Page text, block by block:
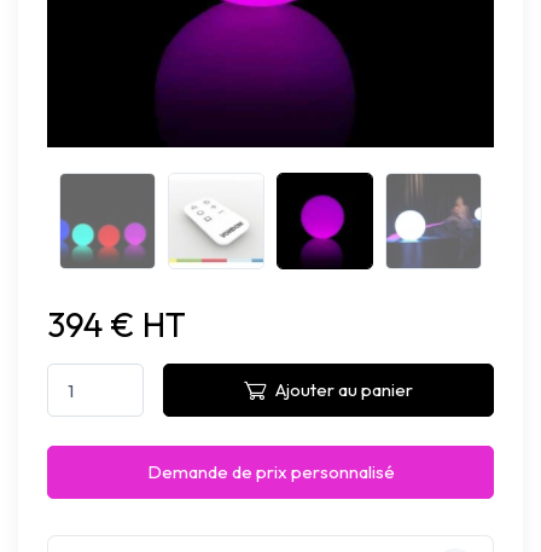
394 € HT
Ajouter au panier
Demande de prix personnalisé